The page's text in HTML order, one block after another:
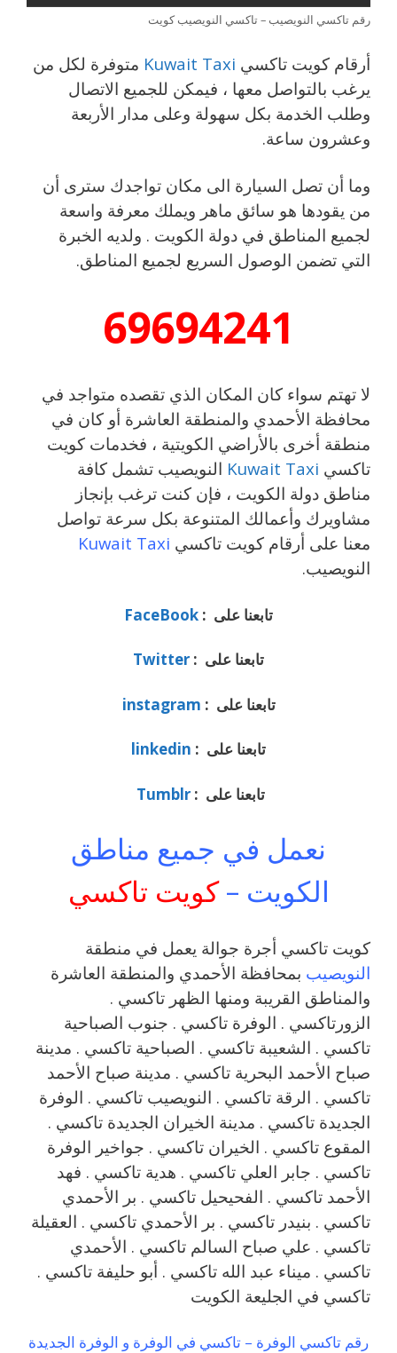
رقم تاكسي النويصيب – تاكسي النويصيب كويت
أرقام كويت تاكسي Kuwait Taxi متوفرة لكل من
يرغب بالتواصل معها ، فيمكن للجميع الاتصال
وطلب الخدمة بكل سهولة وعلى مدار الأربعة
وعشرون ساعة.
وما أن تصل السيارة الى مكان تواجدك سترى أن
من يقودها هو سائق ماهر ويملك معرفة واسعة
لجميع المناطق في دولة الكويت . ولديه الخبرة
التي تضمن الوصول السريع لجميع المناطق.
69694241
لا تهتم سواء كان المكان الذي تقصده متواجد في
محافظة الأحمدي والمنطقة العاشرة أو كان في
منطقة أخرى بالأراضي الكويتية ، فخدمات كويت
تاكسي Kuwait Taxi النويصيب تشمل كافة
مناطق دولة الكويت ، فإن كنت ترغب بإنجاز
مشاويرك وأعمالك المتنوعة بكل سرعة تواصل
معنا على أرقام كويت تاكسي Kuwait Taxi
النويصيب.
تابعنا على : FaceBook
تابعنا على : Twitter
تابعنا على : instagram
تابعنا على : linkedin
تابعنا على :Tumblr
نعمل في جميع مناطق
الكويت – كويت تاكسي
كويت تاكسي أجرة جوالة يعمل في منطقة
النويصيب بمحافظة الأحمدي والمنطقة العاشرة
والمناطق القريبة ومنها الظهر تاكسي .
الزورتاكسي . الوفرة تاكسي . جنوب الصباحية
تاكسي . الشعيبة تاكسي . الصباحية تاكسي . مدينة
صباح الأحمد البحرية تاكسي . مدينة صباح الأحمد
تاكسي . الرقة تاكسي . النويصيب تاكسي . الوفرة
الجديدة تاكسي . مدينة الخيران الجديدة تاكسي .
المقوع تاكسي . الخيران تاكسي . جواخير الوفرة
تاكسي . جابر العلي تاكسي . هدية تاكسي . فهد
الأحمد تاكسي . الفحيحيل تاكسي . بر الأحمدي
تاكسي . بنيدر تاكسي . بر الأحمدي تاكسي . العقيلة
تاكسي . علي صباح السالم تاكسي . الأحمدي
تاكسي . ميناء عبد الله تاكسي . أبو حليفة تاكسي .
تاكسي في الجليعة الكويت
رقم تاكسي الوفرة – تاكسي في الوفرة و الوفرة الجديدة